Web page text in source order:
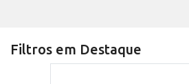
Filtros em Destaque